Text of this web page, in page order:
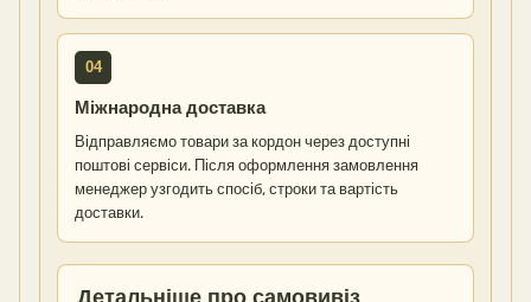
04
Міжнародна доставка
Відправляємо товари за кордон через доступні
поштові сервіси. Після оформлення замовлення
менеджер узгодить спосіб, строки та вартість
доставки.